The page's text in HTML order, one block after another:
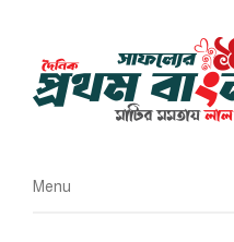
Menu
Menu